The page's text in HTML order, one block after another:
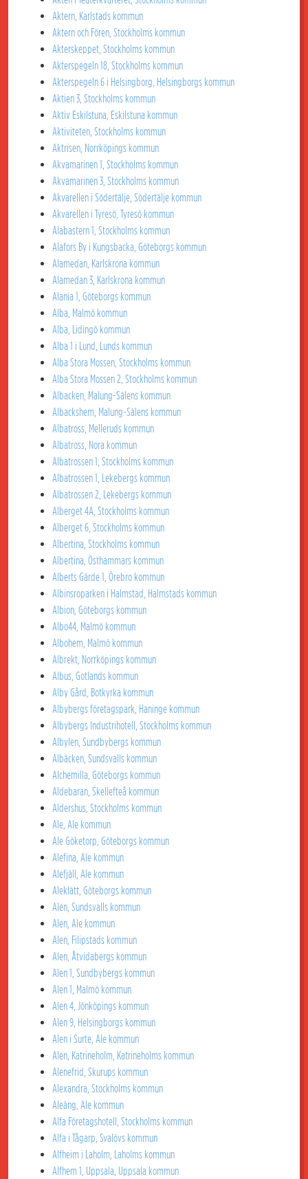
Aktern, Karlstads kommun
Aktern och Fören, Stockholms kommun
Akterskeppet, Stockholms kommun
Akterspegeln 18, Stockholms kommun
Akterspegeln 6 i Helsingborg, Helsingborgs kommun
Aktien 3, Stockholms kommun
Aktiv Eskilstuna, Eskilstuna kommun
Aktiviteten, Stockholms kommun
Aktrisen, Norrköpings kommun
Akvamarinen 1, Stockholms kommun
Akvamarinen 3, Stockholms kommun
Akvarellen i Södertälje, Södertälje kommun
Akvarellen i Tyresö, Tyresö kommun
Alabastern 1, Stockholms kommun
Alafors By i Kungsbacka, Göteborgs kommun
Alamedan, Karlskrona kommun
Alamedan 3, Karlskrona kommun
Alania 1, Göteborgs kommun
Alba, Malmö kommun
Alba, Lidingö kommun
Alba 1 i Lund, Lunds kommun
Alba Stora Mossen, Stockholms kommun
Alba Stora Mossen 2, Stockholms kommun
Albacken, Malung-Sälens kommun
Albackshem, Malung-Sälens kommun
Albatross, Melleruds kommun
Albatross, Nora kommun
Albatrossen 1, Stockholms kommun
Albatrossen 1, Lekebergs kommun
Albatrossen 2, Lekebergs kommun
Alberget 4A, Stockholms kommun
Alberget 6, Stockholms kommun
Albertina, Stockholms kommun
Albertina, Östhammars kommun
Alberts Gärde 1, Örebro kommun
Albinsroparken i Halmstad, Halmstads kommun
Albion, Göteborgs kommun
Albo44, Malmö kommun
Albohem, Malmö kommun
Albrekt, Norrköpings kommun
Albus, Gotlands kommun
Alby Gård, Botkyrka kommun
Albybergs företagspark, Haninge kommun
Albybergs Industrihotell, Stockholms kommun
Albylen, Sundbybergs kommun
Albäcken, Sundsvalls kommun
Alchemilla, Göteborgs kommun
Aldebaran, Skellefteå kommun
Aldershus, Stockholms kommun
Ale, Ale kommun
Ale Göketorp, Göteborgs kommun
Alefina, Ale kommun
Alefjäll, Ale kommun
Aleklätt, Göteborgs kommun
Alen, Sundsvalls kommun
Alen, Ale kommun
Alen, Filipstads kommun
Alen, Åtvidabergs kommun
Alen 1, Sundbybergs kommun
Alen 1, Malmö kommun
Alen 4, Jönköpings kommun
Alen 9, Helsingborgs kommun
Alen i Surte, Ale kommun
Alen, Katrineholm, Katrineholms kommun
Alenefrid, Skurups kommun
Alexandra, Stockholms kommun
Aleäng, Ale kommun
Alfa Företagshotell, Stockholms kommun
Alfa i Tågarp, Svalövs kommun
Alfheim i Laholm, Laholms kommun
Alfhem 1, Uppsala, Uppsala kommun